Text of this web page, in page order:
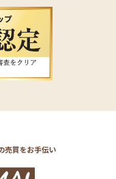
売買をお手伝い